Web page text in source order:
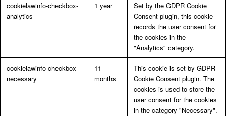
cookielawinfo-checkbox-
analytics
1 year
Set by the GDPR Cookie
Consent plugin, this cookie
records the user consent for
the cookies in the
"Analytics" category.
cookielawinfo-checkbox-
necessary
11
months
This cookie is set by GDPR
Cookie Consent plugin. The
cookies is used to store the
user consent for the cookies
in the category "Necessary".